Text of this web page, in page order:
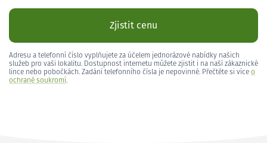
Zjistit cenu
Adresu a telefonní číslo vyplňujete za účelem jednorázové nabídky našich
služeb pro vaši lokalitu. Dostupnost internetu můžete zjistit i na naší zákaznické
lince nebo pobočkách. Zadání telefonního čísla je nepovinné. Přečtěte si více o
ochraně soukromí.